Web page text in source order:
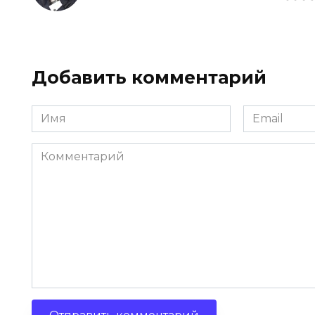
Добавить комментарий
Имя Email
Комментарий